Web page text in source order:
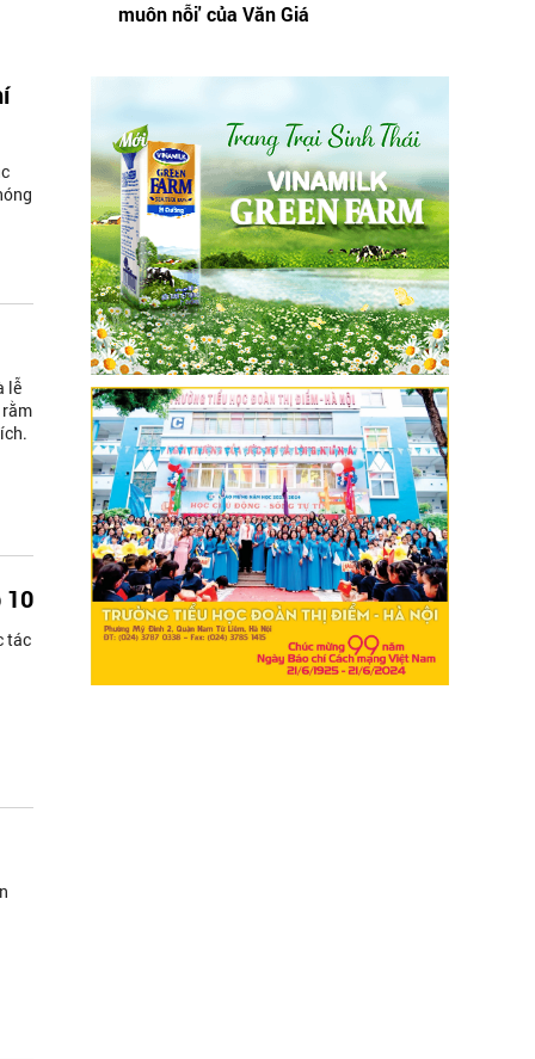
muôn nỗi' của Văn Giá
lễ
10
tác